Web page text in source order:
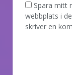
Spara mitt
webbplats i
skriver en